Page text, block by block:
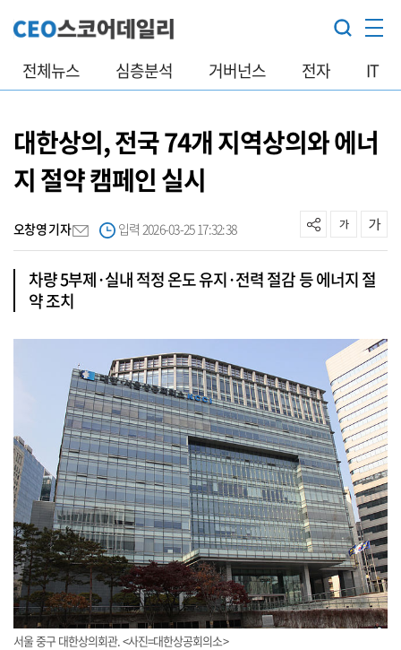
전체뉴스 심층분석 거버넌스 전자 IT
대한상의, 전국 74개 지역상의와 에너
지 절약 캠페인 실시
오창영 기자 입력 2026-03-25 17:32:38
차량 5부제·실내 적정 온도 유지·전력 절감 등 에너지 절
약 조치
서울 중구 대한상의회관. <사진=대한상공회의소>